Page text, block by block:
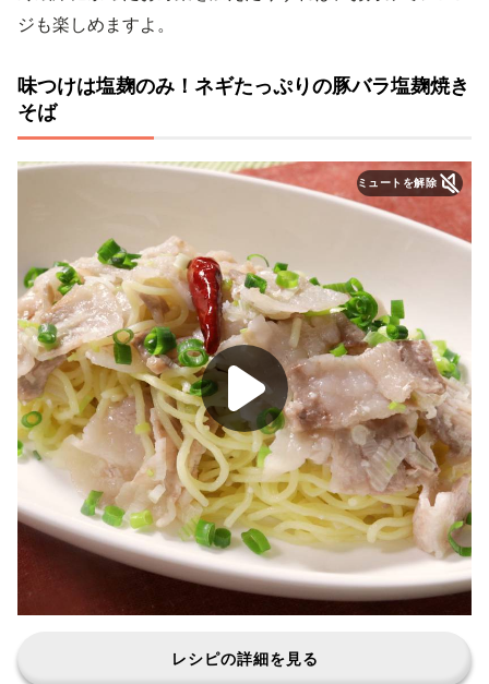
ジも楽しめますよ。
味つけは塩麹のみ！ネギたっぷりの豚バラ塩麹焼き
そば
ミュートを解除
レシピの詳細を見る